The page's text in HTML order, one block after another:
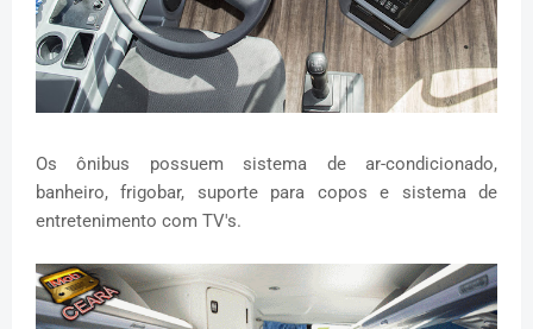
Os ônibus possuem sistema de ar-condicionado,
banheiro, frigobar, suporte para copos e sistema de
entretenimento com TV's.